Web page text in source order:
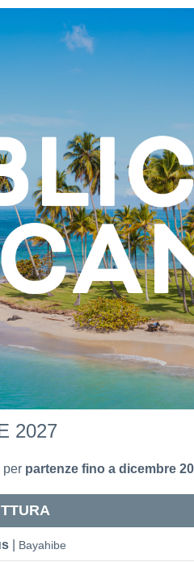
2027
per partenze fino a dicembre
Bayahibe